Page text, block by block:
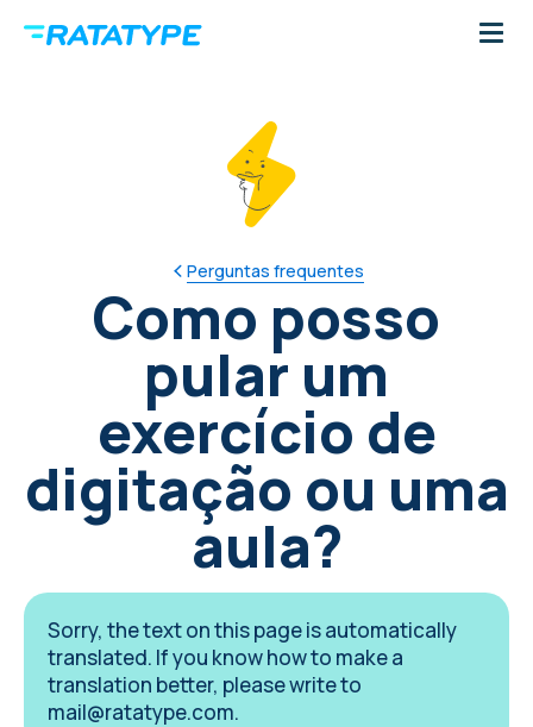
Perguntas frequentes
Como posso
pular um
exercício de
digitação ou uma
aula?
Sorry, the text on this page is automatically
translated. If you know how to make a
translation better, please write to
mail@ratatype.com.